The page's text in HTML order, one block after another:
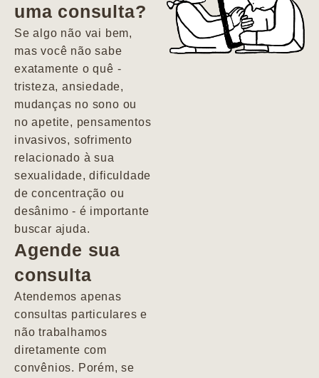
depressão e
agitação com
pensamentos
uma consulta?
Se algo não vai bem,
mas você não sabe
exatamente o quê -
tristeza, ansiedade,
mudanças no sono ou
no apetite, pensamentos
invasivos, sofrimento
relacionado à sua
sexualidade, dificuldade
de concentração ou
desânimo - é importante
buscar ajuda.
Agende sua
consulta
Atendemos apenas
consultas particulares e
não trabalhamos
diretamente com
convênios. Porém, se